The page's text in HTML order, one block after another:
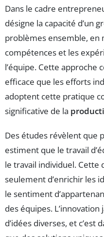
Dans le cadre
désigne la capacité d’un
problèmes ensemble,
compétences et les
l’équipe. Cette approche
efficace que les efforts
adoptent cette pratique
significative de la
Des études révèlent que
estiment que le travail
le travail individuel.
seulement d’enrichir les
le sentiment
des équipes.
d’idées diverses, et c’est